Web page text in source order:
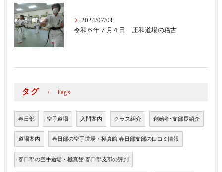
2024/07/04
令和６年７月４日 庄和道場の稽古
タグ Tags
春日部 空手道場 入門案内 クラス紹介 創始者･支部長紹介
道場案内 春日部の空手道場・極真館 春日部支部の口コミ情報
春日部の空手道場・極真館 春日部支部の評判